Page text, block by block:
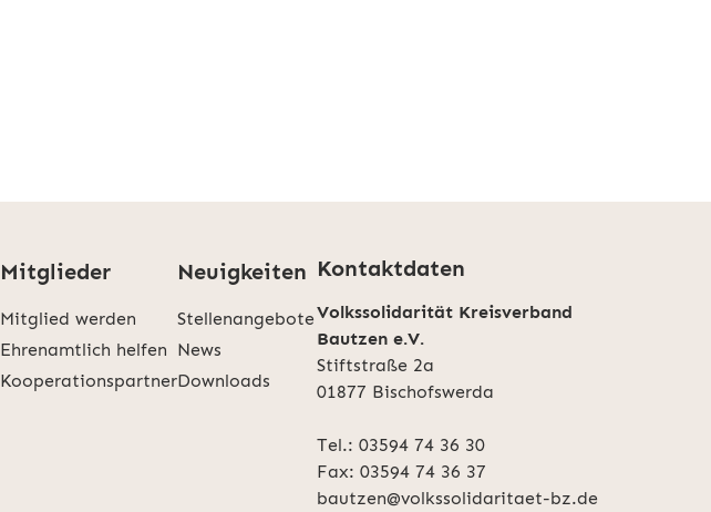
Mitglieder
Mitglied werden
Ehrenamtlich helfen
Kooperationspartner
Neuigkeiten
Stellenangebote
News
Downloads
Kontaktdaten
Volkssolidarität Kreisverband
Bautzen e.V.
Stiftstraße 2a
01877 Bischofswerda
Tel.: 03594 74 36 30
Fax: 03594 74 36 37
bautzen@volkssolidaritaet-bz.de